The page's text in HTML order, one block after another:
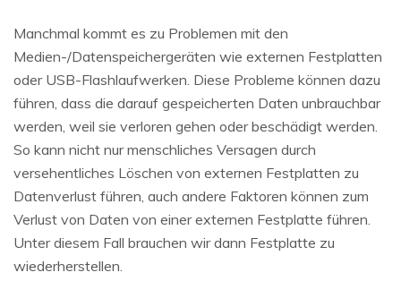
Manchmal kommt es zu Problemen mit den
Medien-/Datenspeichergeräten wie externen Festplatten
oder USB-Flashlaufwerken. Diese Probleme können dazu
führen, dass die darauf gespeicherten Daten unbrauchbar
werden, weil sie verloren gehen oder beschädigt werden.
So kann nicht nur menschliches Versagen durch
versehentliches Löschen von externen Festplatten zu
Datenverlust führen, auch andere Faktoren können zum
Verlust von Daten von einer externen Festplatte führen.
Unter diesem Fall brauchen wir dann Festplatte zu
wiederherstellen.